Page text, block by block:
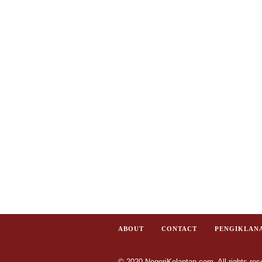
ABOUT CONTACT